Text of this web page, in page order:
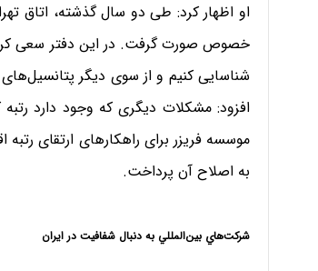
او اظهار كرد: طی دو سال گذشته، اتاق
خصوص صورت گرفت. در این دفتر سعی
شناسایی کنیم و از سوی دیگر
افزود: مشکلات دیگری که وجود دارد
موسسه فریزر برای راهکارهای ارتقای
به اصلاح آن پرداخت.
شركت‌هاي بين‌المللي به دنبال شفافيت در ايران